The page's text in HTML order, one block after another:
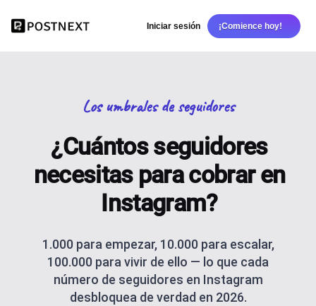
Iniciar sesión ¡Comience hoy!
Los umbrales de seguidores
¿Cuántos seguidores
necesitas para cobrar en
Instagram?
1.000 para empezar, 10.000 para escalar,
100.000 para vivir de ello — lo que cada
número de seguidores en Instagram
desbloquea de verdad en 2026.